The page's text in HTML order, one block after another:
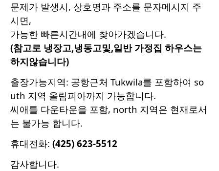
문제가 발생시, 상호명과 주소를 문자메시지 주
시면,
가능한 빠른시간내에 찾아가겠습니다.
(참고로 냉장고,냉동고및,일반 가정집 하우스는
하지않습니다)
출장가능지역: 공항근처 Tukwila를 포함하여 so
uth 지역 올림피아까지 가능합니다.
씨애틀 다운타운을 포함, north 지역은 현재로서
는 불가능 합니다.
휴대전화: (425) 623-5512
감사합니다.